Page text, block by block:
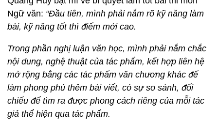
Ngữ văn: “Đầu tiên, mình phải nắm rõ kỹ năng làm
bài, kỹ năng tốt thì điểm mới cao.
Trong phần nghị luận văn học, mình phải nắm chắc
nội dung, nghệ thuật của tác phẩm, kết hợp liên hệ
mở rộng bằng các tác phẩm văn chương khác để
làm phong phú thêm bài viết, có sự so sánh, đối
chiếu để tìm ra được phong cách riêng của mỗi tác
giả thể hiện qua tác phẩm.